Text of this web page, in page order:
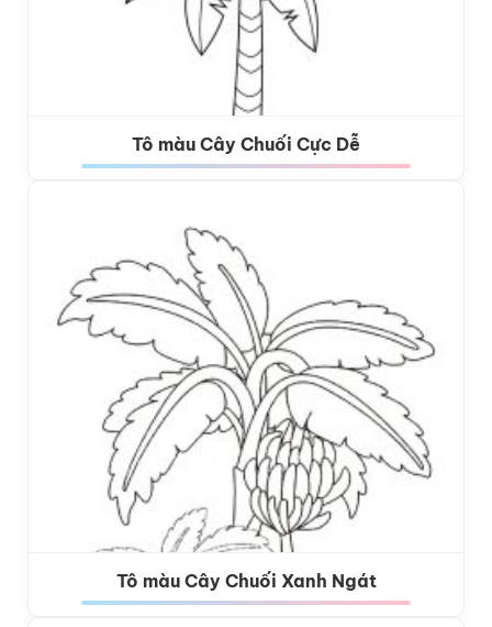
Tô màu Cây Chuối Cực Dễ
Tô màu Cây Chuối Xanh Ngát